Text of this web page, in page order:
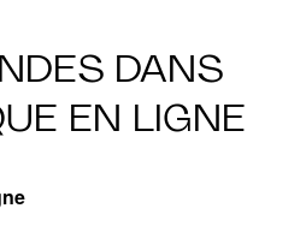
DANS
EN LIGNE